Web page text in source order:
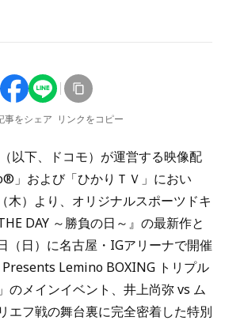
事をシェア リンクをコピー
以下、ドコモ）が運営する映像配
」および「ひかりＴＶ」におい
木）より、オリジナルスポーツドキ
DAY ～勝負の日～』の最新作と
（日）に名古屋・IGアリーナで開催
Lemino BOXING トリプル
のメインイベント、井上尚弥 vs ム
エフ戦の舞台裏に完全密着した特別